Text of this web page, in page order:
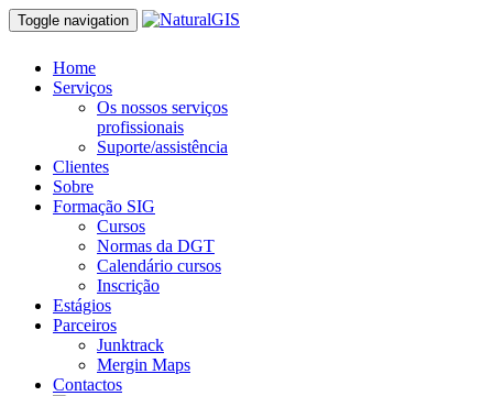
Toggle navigation
Home
Serviços
Os nossos serviços
profissionais
Suporte/assistência
Clientes
Sobre
Formação SIG
Cursos
Normas da DGT
Calendário cursos
Inscrição
Estágios
Parceiros
Junktrack
Mergin Maps
Contactos